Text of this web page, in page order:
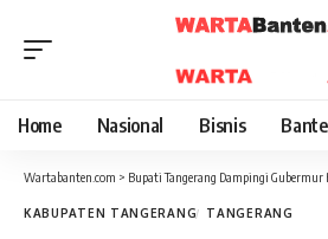
Home Nasional Bisnis
Wartabanten.com > Bupati Tangerang Dampingi Gubermur
KABUPATEN TANGERANG TANGERANG